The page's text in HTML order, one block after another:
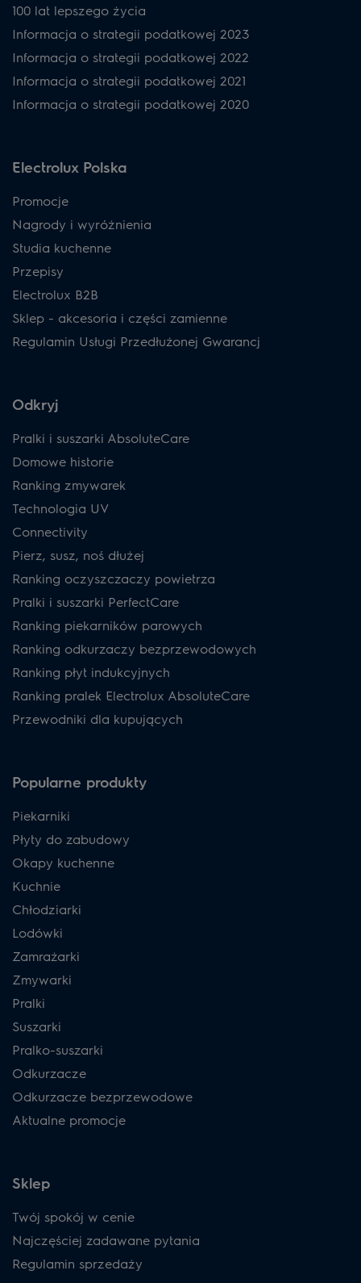
100 lat lepszego życia
Informacja o strategii podatkowej 2023
Informacja o strategii podatkowej 2022
Informacja o strategii podatkowej 2021
Informacja o strategii podatkowej 2020
Electrolux Polska
Promocje
Nagrody i wyróżnienia
Studia kuchenne
Przepisy
Electrolux B2B
Sklep - akcesoria i części zamienne
Regulamin Usługi Przedłużonej Gwarancj
Odkryj
Pralki i suszarki AbsoluteCare
Domowe historie
Ranking zmywarek
Technologia UV
Connectivity
Pierz, susz, noś dłużej
Ranking oczyszczaczy powietrza
Pralki i suszarki PerfectCare
Ranking piekarników parowych
Ranking odkurzaczy bezprzewodowych
Ranking płyt indukcyjnych
Ranking pralek Electrolux AbsoluteCare
Przewodniki dla kupujących
Popularne produkty
Piekarniki
Płyty do zabudowy
Okapy kuchenne
Kuchnie
Chłodziarki
Lodówki
Zamrażarki
Zmywarki
Pralki
Suszarki
Pralko-suszarki
Odkurzacze
Odkurzacze bezprzewodowe
Aktualne promocje
Sklep
Twój spokój w cenie
Najczęściej zadawane pytania
Regulamin sprzedaży